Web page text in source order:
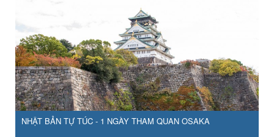
NHẬT BẢN TỰ TÚC - 1 NGÀY THAM QUAN OSAKA